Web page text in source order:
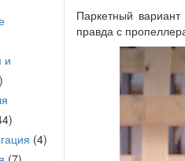
Паркетный
правда с
и
(4)